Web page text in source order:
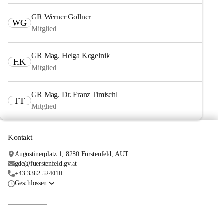
WG
GR Werner Gollner
Mitglied
HK
GR Mag. Helga Kogelnik
Mitglied
FT
GR Mag. Dr. Franz Timischl
Mitglied
Kontakt
Augustinerplatz 1, 8280 Fürstenfeld, AUT
gde@fuerstenfeld.gv.at
+43 3382 524010
Geschlossen